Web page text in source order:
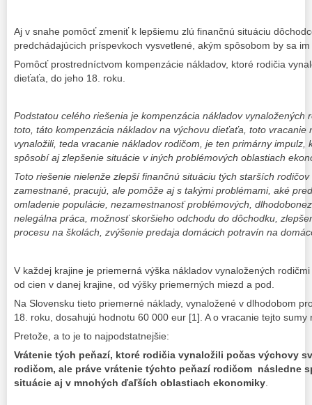
Aj v snahe pomôcť zmeniť k lepšiemu zlú finančnú situáciu
predchádajúcich príspevkoch vysvetlené, akým spôsobom by sa
Pomôcť prostredníctvom kompenzácie nákladov, ktoré rodičia
dieťaťa, do jeho 18. roku.
Podstatou celého riešenia je kompenzácia nákladov vynaložených
toto, táto kompenzácia nákladov na výchovu dieťaťa, toto vracanie
vynaložili, teda vracanie nákladov rodičom, je ten primárny impulz,
spôsobí aj zlepšenie situácie v iných problémových oblastiach
Toto riešenie nielenže zlepší finančnú situáciu tých starších
zamestnané, pracujú, ale pomôže aj s takými problémami, aké
omladenie populácie, nezamestnanosť problémových,
nelegálna práca, možnosť skoršieho odchodu do dôchodku,
procesu na školách, zvýšenie predaja domácich potravín na
V každej krajine je priemerná výška nákladov vynaložených
od cien v danej krajine, od výšky priemerných miezd a pod.
Na Slovensku tieto priemerné náklady, vynaložené v dlhodobom
18. roku, dosahujú hodnotu 60 000 eur [1]. A o vracanie tejto sumy
Pretože, a to je to najpodstatnejšie:
Vrátenie tých peňazí, ktoré rodičia vynaložili počas výchovy
rodičom, ale práve vrátenie týchto peňazí rodičom následne
situácie aj v mnohých ďaľších oblastiach ekonomiky